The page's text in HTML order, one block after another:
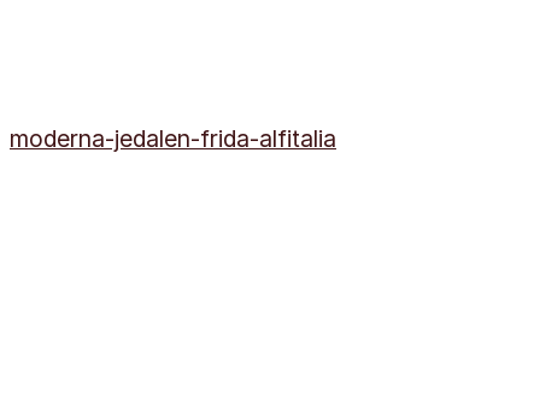
moderna-jedalen-frida-alfitalia